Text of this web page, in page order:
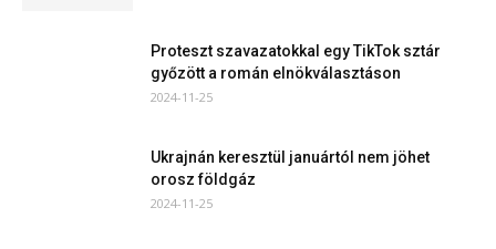
Proteszt szavazatokkal egy TikTok sztár
győzött a román elnökválasztáson
2024-11-25
Ukrajnán keresztül januártól nem jöhet
orosz földgáz
2024-11-25